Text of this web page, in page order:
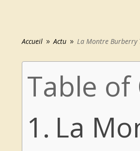
Accueil 9 Actu 9 La Montre Burberry
Table
La